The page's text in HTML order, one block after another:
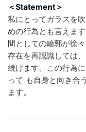
＜Statement＞
私にとってガラスを
めの行為とも言えま
間としての輪郭が徐
存在を再認識しては
続けます。この行為
って も自身と向き合
ます。